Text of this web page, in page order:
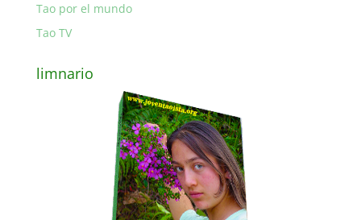
Tao por el mundo
Tao TV
limnario